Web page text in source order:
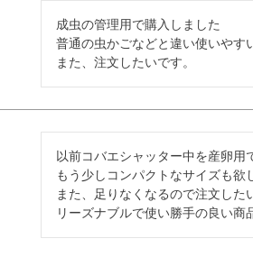
成虫の管理用で購入しました
普通の虫かごなどと違い使いやす
また、注文したいです。
以前コバエシャッター中を産卵用
もう少しコンパクトなサイズも欲
また、足りなくなるので注文した
リーズナブルで使い勝手の良い商